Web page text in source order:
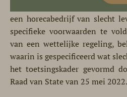
De motivering van het
een horecabedrijf van slecht
specifieke voorwaarden te
van een wettelijke regeling,
waarin is gespecificeerd wat
het toetsingskader gevormd
Raad van State van 25 mei 2022.